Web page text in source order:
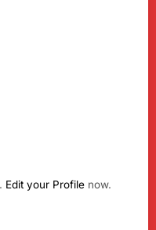
Edit your Profile now.